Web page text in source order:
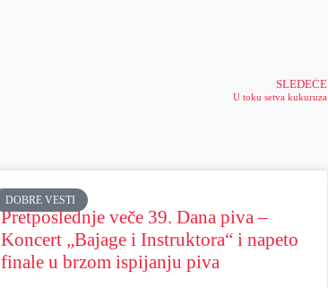
SLEDEĆE
U toku setva kukuruza
DOBRE VESTI
Pretposlednje veče 39. Dana piva –
Koncert „Bajage i Instruktora“ i napeto
finale u brzom ispijanju piva